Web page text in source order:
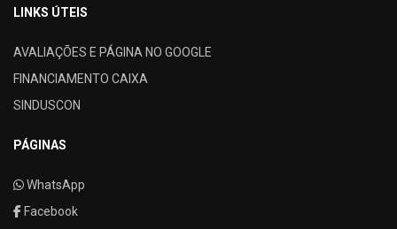
LINKS ÚTEIS
AVALIAÇÕES E PÁGINA NO GOOGLE
FINANCIAMENTO CAIXA
SINDUSCON
PÁGINAS
WhatsApp
Facebook